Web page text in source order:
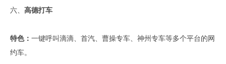
六、 高德打车
特色： 一键呼叫滴滴、首汽、曹操专车、神州专车等多个平台的网
约车。